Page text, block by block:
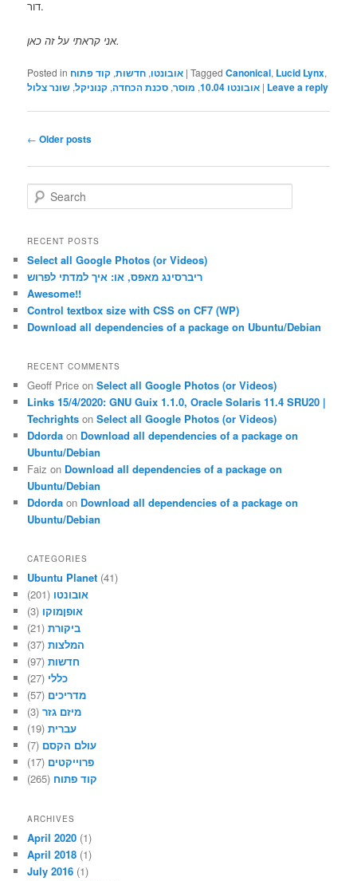
דור.
אני קראתי על זה כאן.
Posted in אובונטו, חדשות, קוד פתוח |Tagged Canonical, Lucid Lynx,
אובונטו 10.04 , מוסר, סכנת הכחדה, קנוניקל, שונר צלול | Leave a reply
Post
← Older posts
e
r
h
RECENT POSTS
Select all Google Photos (or Videos)
ריברסינג מאפס, או: איך למדתי לפרוש
Awesome!!
Control textbox size with CSS on CF7 (WP)
Download all dependencies of a package on Ubuntu/Debian
RECENT COMMENTS
Geoff Price onSelect all Google Photos (or Videos)
Links 15/4/2020: GNU Guix 1.1.0, Oracle Solaris 11.4 SRU20 |
Techrights onSelect all Google Photos (or Videos)
Ddorda on Download all dependencies of a package on
Ubuntu/Debian
Faiz on Download all dependencies of a package on
Ubuntu/Debian
Ddorda on Download all dependencies of a package on
Ubuntu/Debian
CATEGORIES
Ubuntu Planet (41)
אובונטו (201)
אופןמוקו (3)
ביקורת(21)
המלצות(37)
חדשות(97)
כללי (27)
מדריכים (57)
מיזם גזר(3)
עברית(19)
עולם הקסם (7)
פרוייקטים (17)
קוד פתוח (265)
ARCHIVES
April 2020 (1)
April 2018 (1)
July 2016 (1)